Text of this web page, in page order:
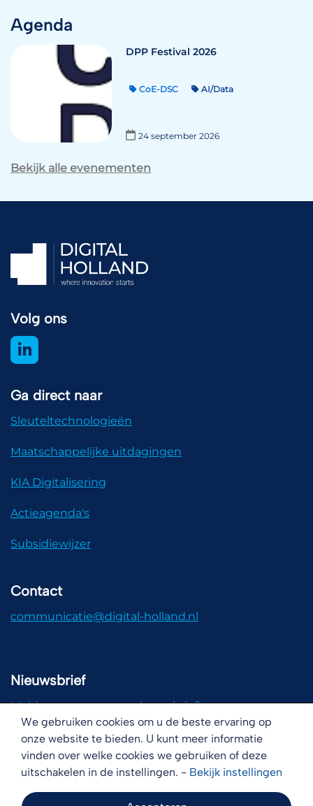
We gebruiken cookies om u de beste ervaring op
onze website te bieden. U kunt meer informatie
vinden over welke cookies we gebruiken of deze
uitschakelen in de instellingen. - Bekijk instellingen
Agenda
DPP Festival 2026
CoE-DSC AI/Data
24 september 2026
Bekijk alle evenementen
Volg ons
Ga direct naar
Sleuteltechnologieën
Maatschappelijke uitdagingen
KIA Digitalisering
Actieagenda's
Subsidiewijzer
Contact
communicatie@digital-holland.nl
Nieuwsbrief
Meld u aan voor onze nieuwsbrief!